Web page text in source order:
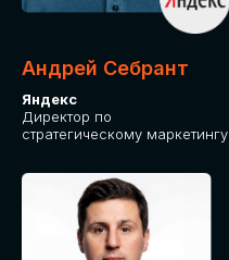
Андрей Себрант
Яндекс
Директор по
стратегическому маркетингу